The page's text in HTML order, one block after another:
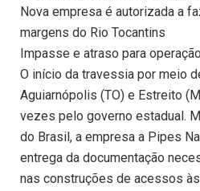
Nova empresa é autorizada a
margens do Rio Tocantins
Impasse e atraso para
O início da travessia por meio
Aguiarnópolis (TO) e Estreito
vezes pelo governo estadual.
do Brasil, a empresa a Pipes
entrega da documentação
nas construções de acessos